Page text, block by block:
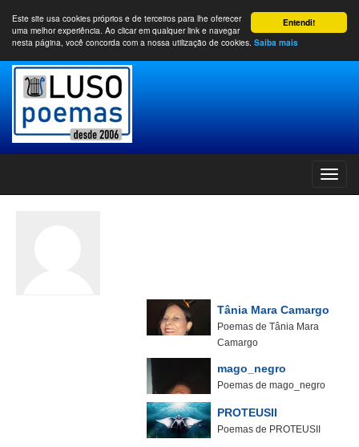
Entendi!
Este site usa cookies próprios e de terceiros para lhe oferecer
uma melhor experiência. Ao clicar em qualquer link e navegar
nesta página, você concorda com a nossa utilização de cookies. Saiba mais
Tânia Mara Camargo
Poemas de Tânia Mara
Camargo
mago_negro
Poemas de mago_negro
PROTEUSII
Poemas de PROTEUSII